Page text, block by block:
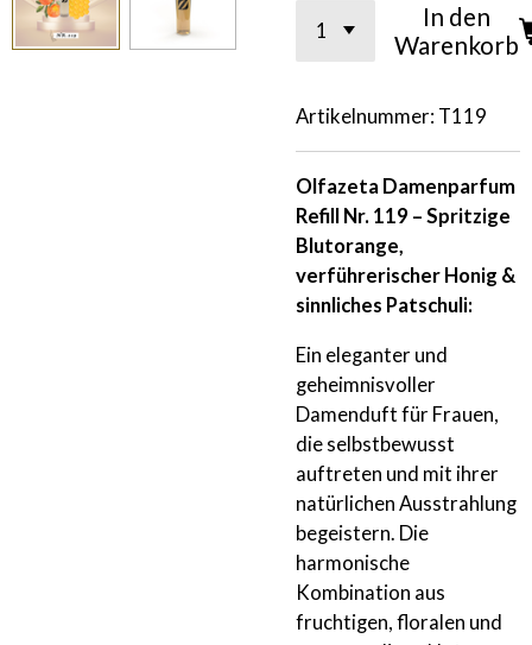
In den
Warenkorb
Artikelnummer: T119
Olfazeta Damenparfum
Refill Nr. 119 – Spritzige
Blutorange,
verführerischer Honig &
sinnliches Patschuli:
Ein eleganter und
geheimnisvoller
Damenduft für Frauen,
die selbstbewusst
auftreten und mit ihrer
natürlichen Ausstrahlung
begeistern. Die
harmonische
Kombination aus
fruchtigen, floralen und